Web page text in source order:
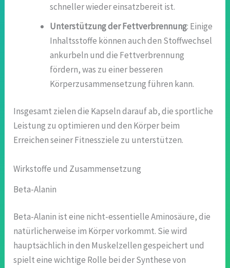
schneller wieder einsatzbereit ist.
Unterstützung der Fettverbrennung: Einige
Inhaltsstoffe können auch den Stoffwechsel
ankurbeln und die Fettverbrennung
fördern, was zu einer besseren
Körperzusammensetzung führen kann.
Insgesamt zielen die Kapseln darauf ab, die sportliche
Leistung zu optimieren und den Körper beim
Erreichen seiner Fitnessziele zu unterstützen.
Wirkstoffe und Zusammensetzung
Beta-Alanin
Beta-Alanin ist eine nicht-essentielle Aminosäure, die
natürlicherweise im Körper vorkommt. Sie wird
hauptsächlich in den Muskelzellen gespeichert und
spielt eine wichtige Rolle bei der Synthese von